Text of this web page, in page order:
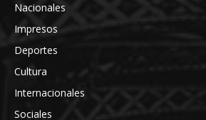
Nacionales
Impresos
Deportes
Cultura
Internacionales
Sociales